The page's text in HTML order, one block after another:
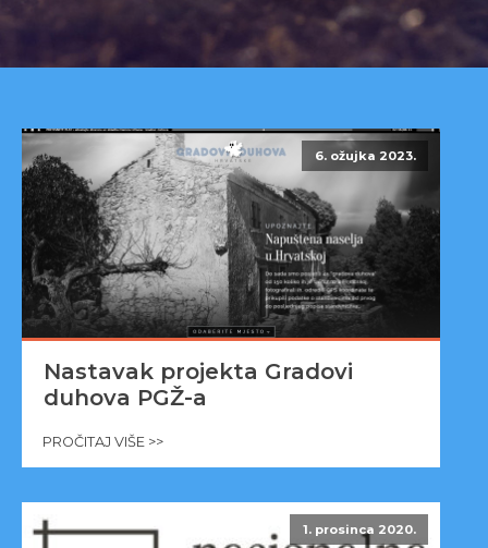
6. ožujka 2023.
Nastavak projekta Gradovi
duhova PGŽ-a
PROČITAJ VIŠE >>
1. prosinca 2020.